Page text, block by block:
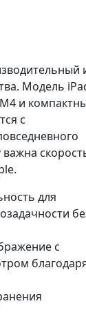
Модель
и
с
для
с